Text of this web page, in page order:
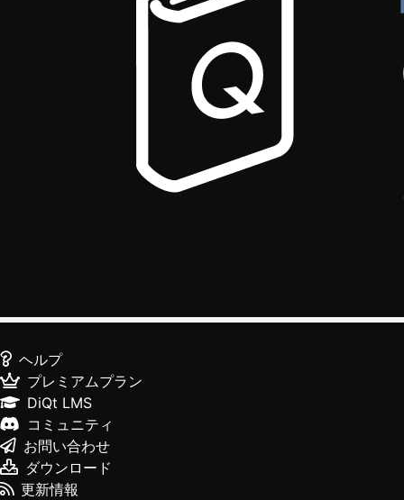
ヘルプ
プレミアムプラン
DiQt LMS
コミュニティ
お問い合わせ
ダウンロード
更新情報